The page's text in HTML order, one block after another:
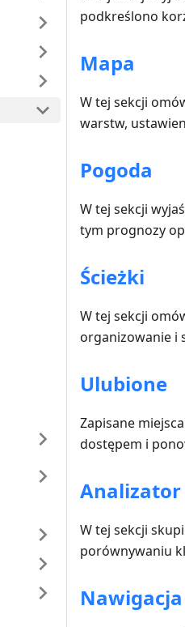
podkreślono
Mapa
W tej sekcji
warstw,
Pogoda
W tej sekcji
tym prognozy
Ścieżki
W tej sekcji
organizowanie i
Ulubione
Zapisane
dostępem i
Analizator
W tej sekcji
porównywaniu
Nawigacja